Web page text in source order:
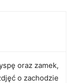
⁣oraz zamek,
o zachodzie